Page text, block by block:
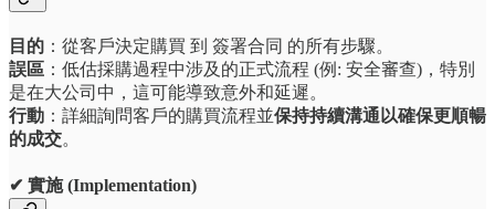
目的 ：從客戶決定購買 到 簽署合同 的所有步驟。
誤區 ：低估採購過程中涉及的正式流程 (例: 安全審查)，特別
是在大公司中，這可能導致意外和延遲。
行動 ：詳細詢問客戶的購買流程並保持持續溝通以確保更順暢
的成交。
✔ 實施 (Implementation)